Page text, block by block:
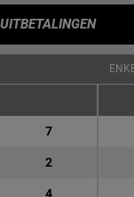
UITBETALINGEN
7
2
4